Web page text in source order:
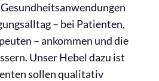
– bei Patienten,
– ankommen und die
Unser Hebel dazu ist
sollen qualitativ